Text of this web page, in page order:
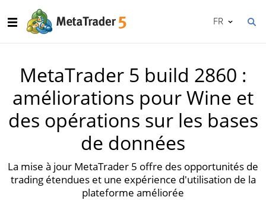
FR
MetaTrader 5 build 2860 :
améliorations pour Wine et
des opérations sur les bases
de données
La mise à jour MetaTrader 5 offre des opportunités de
trading étendues et une expérience d'utilisation de la
plateforme améliorée